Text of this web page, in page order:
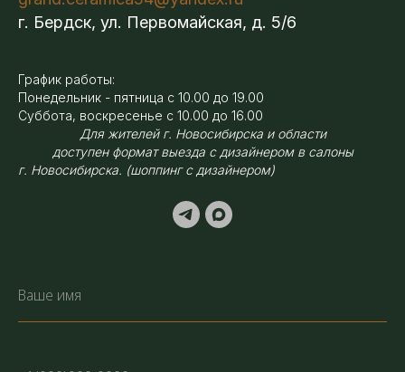
г. Бердск, ул. Первомайская, д. 5/6
График работы:
Понедельник - пятница с 10.00 до 19.00
Суббота, воскресенье с 10.00 до 16.00
Для жителей г. Новосибирска и области
доступен формат выезда с дизайнером в салоны
г. Новосибирска. (шоппинг с дизайнером)